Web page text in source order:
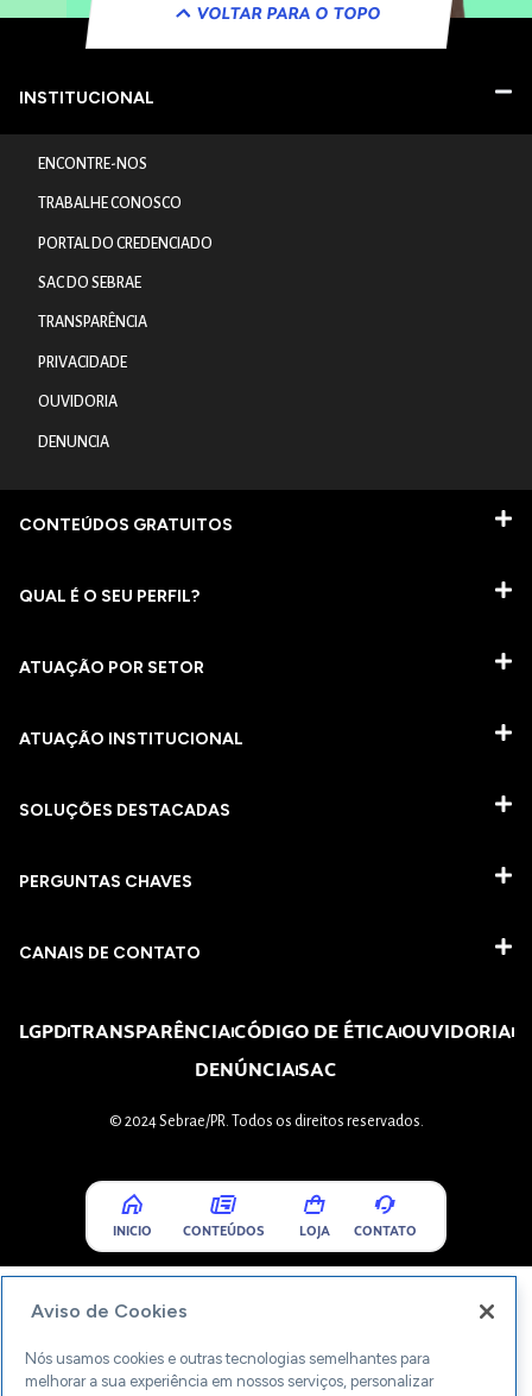
VOLTAR PARA O TOPO
INSTITUCIONAL
ENCONTRE-NOS
TRABALHE CONOSCO
PORTAL DO CREDENCIADO
SAC DO SEBRAE
TRANSPARÊNCIA
PRIVACIDADE
OUVIDORIA
DENUNCIA
CONTEÚDOS GRATUITOS
QUAL É O SEU PERFIL?
ATUAÇÃO POR SETOR
ATUAÇÃO INSTITUCIONAL
SOLUÇÕES DESTACADAS
PERGUNTAS CHAVES​
CANAIS DE CONTATO
LGPDTRANSPARÊNCIACÓDIGO DE ÉTICAOUVIDORIA
DENÚNCIASAC
© 2024 Sebrae/PR. Todos os direitos reservados.
INICIO CONTEÚDOS LOJA CONTATO
Aviso de Cookies
Nós usamos cookies e outras tecnologias semelhantes para
melhorar a sua experiência em nossos serviços, personalizar